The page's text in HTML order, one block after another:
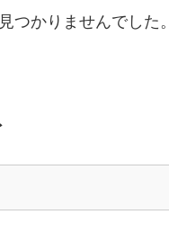
つかりませんでした。